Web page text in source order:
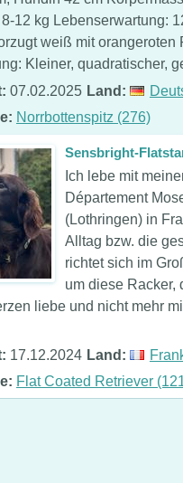
12 kg Lebenserwartung:
weiß mit orangeroten
Kleiner, quadratischer,
07.02.2025 Land:
Norrbottenspitz (276)
Sensbright-
Ich lebe mit
Département
(Lothringen) in
Alltag bzw. die
richtet sich im
um diese Racker,
liebe und nicht mehr
17.12.2024 Land:
Flat Coated Retriever